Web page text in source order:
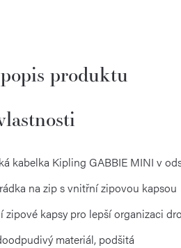
produktu
kabelka Kipling GABBIE MINI v
na zip s vnitřní zipovou kapsou
zipové kapsy pro lepší organizaci
materiál, podšitá